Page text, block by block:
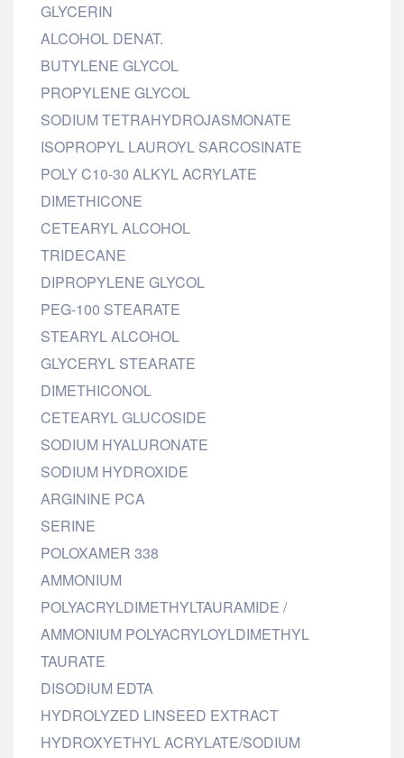
GLYCERIN
ALCOHOL DENAT.
BUTYLENE GLYCOL
PROPYLENE GLYCOL
SODIUM TETRAHYDROJASMONATE
ISOPROPYL LAUROYL SARCOSINATE
POLY C10-30 ALKYL ACRYLATE
DIMETHICONE
CETEARYL ALCOHOL
TRIDECANE
DIPROPYLENE GLYCOL
PEG-100 STEARATE
STEARYL ALCOHOL
GLYCERYL STEARATE
DIMETHICONOL
CETEARYL GLUCOSIDE
SODIUM HYALURONATE
SODIUM HYDROXIDE
ARGININE PCA
SERINE
POLOXAMER 338
AMMONIUM
POLYACRYLDIMETHYLTAURAMIDE /
AMMONIUM POLYACRYLOYLDIMETHYL
TAURATE
DISODIUM EDTA
HYDROLYZED LINSEED EXTRACT
HYDROXYETHYL ACRYLATE/SODIUM